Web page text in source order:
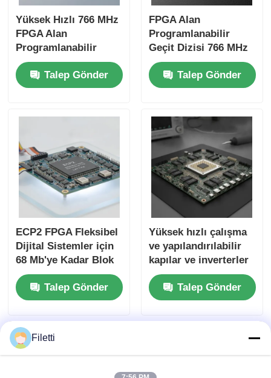
Yüksek Hızlı 766 MHz
FPGA Alan
Programlanabilir
Geçit Dizisi 22uF
Tantalum
Kondensatörü ve 6
Zamanı ile
Talep Gönder
FPGA Alan
Programlanabilir
Geçit Dizisi 766 MHz
Maksimum Saat
Frekansı 229 Kbit
Dağıtılmış RAM ve 2
Talep Gönder
ECP2 FPGA Fleksibel
Dijital Sistemler için
68 Mb'ye Kadar Blok
RAM ve 6 Us
Düzeltme Zamanı ile
Alan Programlanabilir
Talep Gönder
Yüksek hızlı çalışma
ve yapılandırılabilir
kapılar ve inverterler
için 68 Mb Blok RAM
ile FPGA Alan
Programlanabilir Kapı
Talep Gönder
Filetti